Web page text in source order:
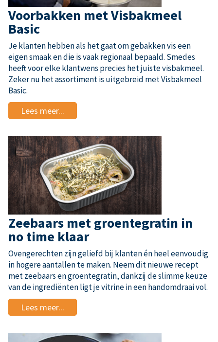
Voorbakken met Visbakmeel
Basic
Je klanten hebben als het gaat om gebakken vis een
eigen smaak en die is vaak regionaal bepaald. Smedes
heeft voor elke klantwens precies het juiste visbakmeel.
Zeker nu het assortiment is uitgebreid met Visbakmeel
Basic.
Lees meer...
Zeebaars met groentegratin in
no time klaar
Ovengerechten zijn geliefd bij klanten én heel eenvoudig
in hogere aantallen te maken. Neem dit nieuwe recept
met zeebaars en groentegratin, dankzij de slimme keuze
van de ingrediënten ligt je vitrine in een handomdraai vol.
Lees meer...